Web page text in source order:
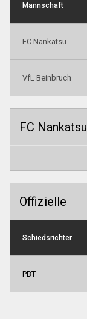
Mannschaft
FC Nankatsu
VfL Beinbruch
FC Nankatsu
Offizielle
Schiedsrichter
PBT